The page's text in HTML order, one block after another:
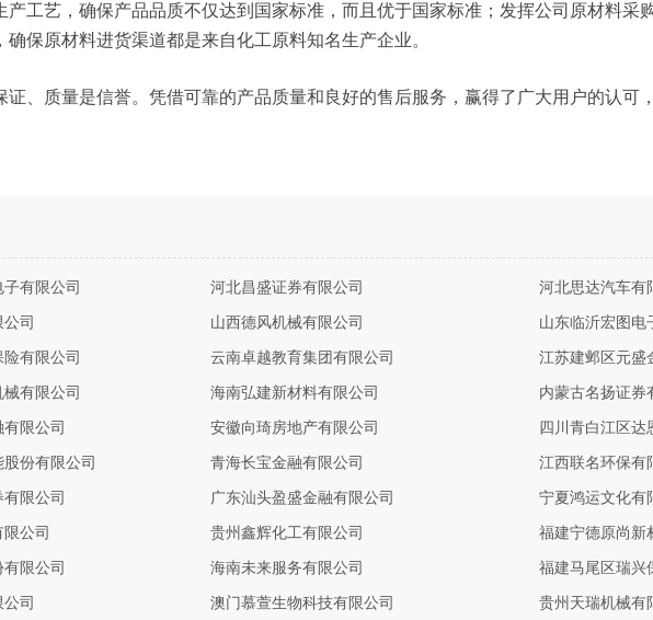
工艺，确保产品品质不仅达到国家标准，而且优于国家标准；发挥公司原材料采
保原材料进货渠道都是来自化工原料知名生产企业。
、质量是信誉。凭借可靠的产品质量和良好的售后服务，赢得了广大用户的认可
有限公司 河北昌盛证券有限公司 河北思达汽车有
司 山西德风机械有限公司 山东临沂宏图电
有限公司 云南卓越教育集团有限公司 江苏建邺区元盛
有限公司 海南弘建新材料有限公司 内蒙古名扬证券
限公司 安徽向琦房地产有限公司 四川青白江区达
份有限公司 青海长宝金融有限公司 江西联名环保有
限公司 广东汕头盈盛金融有限公司 宁夏鸿运文化有
公司 贵州鑫辉化工有限公司 福建宁德原尚新
限公司 海南未来服务有限公司 福建马尾区瑞兴
司 澳门慕萱生物科技有限公司 贵州天瑞机械有